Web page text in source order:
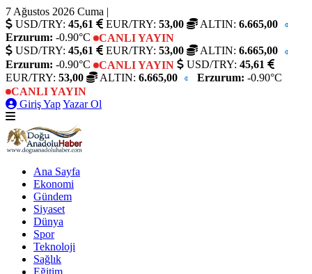
7 Ağustos 2026 Cuma |
USD/TRY: 45,61 EUR/TRY: 53,00 ALTIN: 6.665,00
Erzurum: -0.90°C
CANLI YAYIN
USD/TRY: 45,61 EUR/TRY: 53,00 ALTIN: 6.665,00
Erzurum: -0.90°C CANLI YAYIN USD/TRY: 45,61
EUR/TRY: 53,00 ALTIN: 6.665,00 Erzurum: -0.90°C
CANLI YAYIN
Giriş YapYazar Ol
Ana Sayfa
Ekonomi
Gündem
Siyaset
Dünya
Spor
Teknoloji
Sağlık
Eğitim